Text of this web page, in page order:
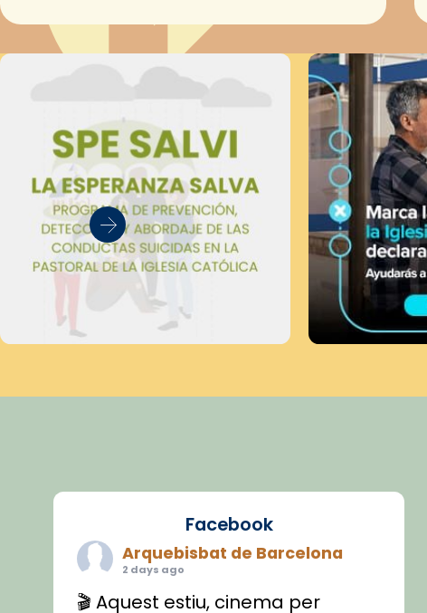
Facebook
Arquebisbat de Barcelona
2 days ago
🎬 Aquest estiu, cinema per